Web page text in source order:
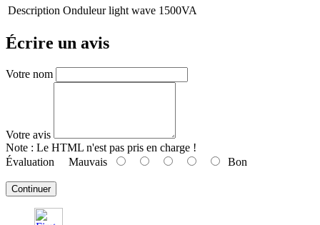
Description Onduleur light wave 1500VA
Écrire un avis
Votre nom
Votre avis
Note : Le HTML n'est pas pris en charge !
Évaluation Mauvais Bon
Continuer